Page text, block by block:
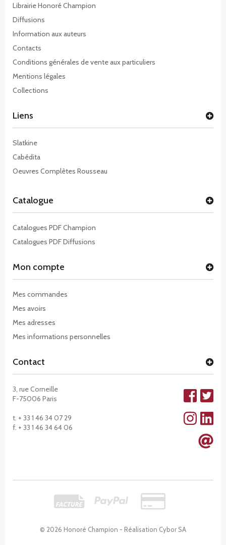
Librairie Honoré Champion
Diffusions
Information aux auteurs
Contacts
Conditions générales de vente aux particuliers
Mentions légales
Collections
© 2026 Honoré Champion - Réalisation Cybor SA
Liens
Slatkine
Cabédita
Oeuvres Complètes Rousseau
Catalogue
Catalogues PDF Champion
Catalogues PDF Diffusions
Mon compte
Mes commandes
Mes avoirs
Mes adresses
Mes informations personnelles
Contact
3, rue Corneille
F-75006 Paris
t. + 33 1 46 34 07 29
f. + 33 1 46 34 64 06